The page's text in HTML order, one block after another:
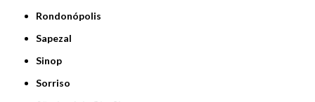
Rondonópolis
Sapezal
Sinop
Sorriso